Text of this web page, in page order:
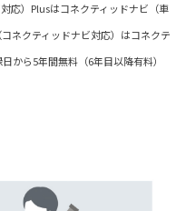
応）Plusはコネクティッドナビ（車
ネクティッドナビ対応）はコネクテ
から5年間無料（6年目以降有料）